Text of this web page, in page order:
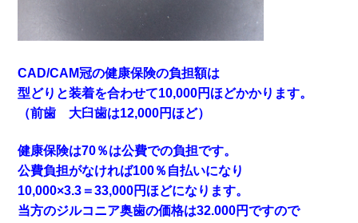
CAD/CAM冠の健康保険の負担額は
型どりと装着を合わせて10,000円ほどかかります。
（前歯 大臼歯は12,000円ほど）
健康保険は70％は公費での負担です。
公費負担がなければ100％自払いになり
10,000×3.3＝33,000円ほどになります。
当方のジルコニア奥歯の価格は32.000円ですので